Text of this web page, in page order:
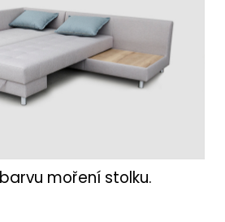
moření stolku.